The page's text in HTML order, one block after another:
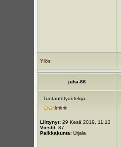
Ylös
juha-66
Tuotantotyöntekijä
Liittynyt:29 Kesä 2019, 11:13
Viestit:87
Paikkakunta:Urjala